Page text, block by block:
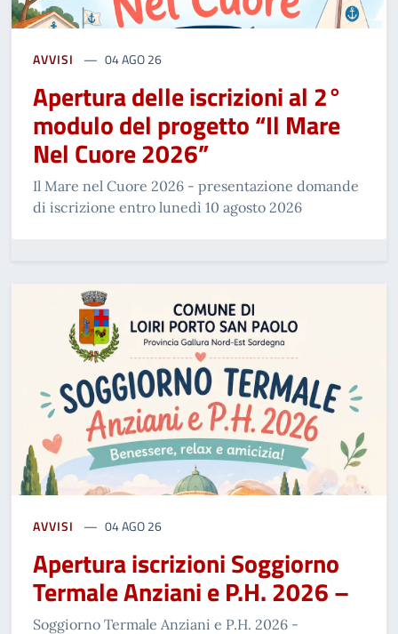
AVVISI 04 AGO 26
Apertura delle iscrizioni al 2°
modulo del progetto “Il Mare
Nel Cuore 2026”
Il Mare nel Cuore 2026 - presentazione domande
di iscrizione entro lunedì 10 agosto 2026
AVVISI 04 AGO 26
Apertura iscrizioni Soggiorno
Termale Anziani e P.H. 2026 –
Soggiorno Termale Anziani e P.H. 2026 -